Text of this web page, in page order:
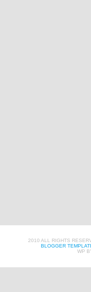
2010 ALL RIGHTS
BLOGGER
WP